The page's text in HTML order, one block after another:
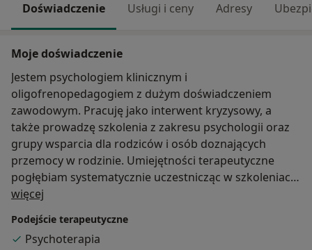
Doświadczenie Usługi i ceny Adresy
Moje doświadczenie
Jestem psychologiem klinicznym i
oligofrenopedagogiem z dużym doświadczeniem
zawodowym. Pracuję jako interwent kryzysowy, a
także prowadzę szkolenia z zakresu psychologii oraz
grupy wsparcia dla rodziców i osób doznających
przemocy w rodzinie. Umiejętności terapeutyczne
pogłębiam systematycznie uczestnicząc w szkoleniach,
konferencjach i warsztatach organizowanych dla
kadry psychologicznej.
Oferuję profesjonalną pomoc psychologiczną w
więcej
Podejście terapeutyczne
Psychoterapia